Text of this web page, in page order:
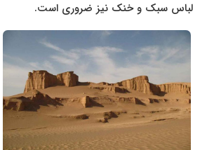
لباس سبک و خنک نیز ضروری است.